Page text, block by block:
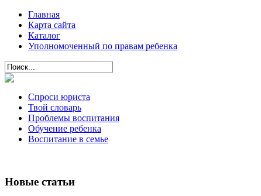
Главная
Карта сайта
Каталог
Уполномоченный по правам ребенка
Спроси юриста
Твой словарь
Проблемы воспитания
Обучение ребенка
Воспитание в семье
Новые статьи